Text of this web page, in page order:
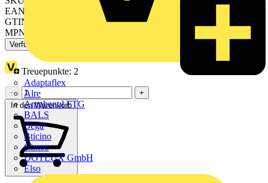
Adaptaflex
Alre
Amphenol FTG
BALS
Bega
Bticino
Cimco
DOTLUX GmbH
Elso
EAN: 4011395169377
GTIN: 4011395169377
MPN: 83210 AP-681
Verfügbar: 2 Händler
Treuepunkte: 2
−
+
In den Warenkorb